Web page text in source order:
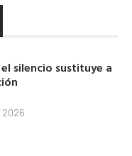
silencio sustituye a